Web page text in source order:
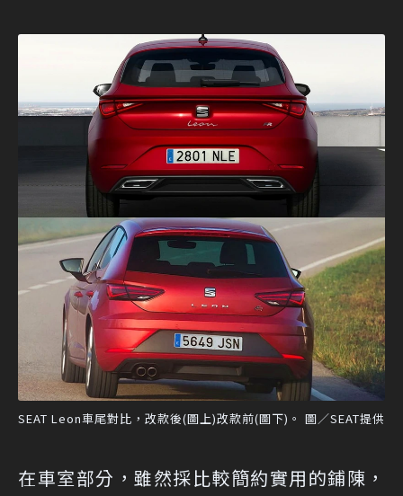
SEAT Leon車尾對比，改款後(圖上)改款前(圖下)。 圖／SEAT提供
在車室部分，雖然採比較簡約實用的鋪陳，